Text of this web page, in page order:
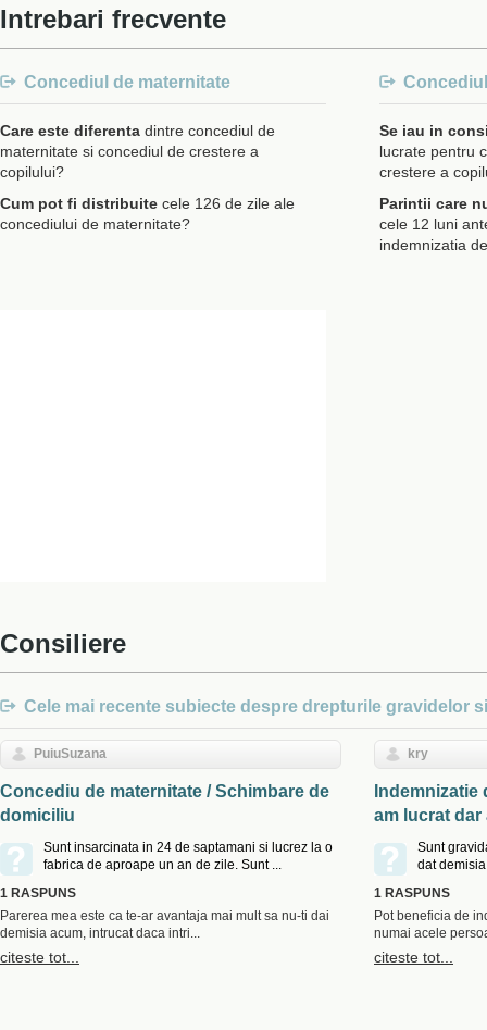
Intrebari frecvente
Concediul de maternitate
Care este diferenta dintre concediul de
maternitate si concediul de crestere a
copilului?
Cum pot fi distribuite cele 126 de zile ale
concediului de maternitate?
Se iau in
lucrate pentru
crestere a
Parintii care
cele 12 luni
indemnizatia
Consiliere
Cele mai recente subiecte despre drepturile gravidelor
PuiuSuzana
Concediu de maternitate / Schimbare de
domiciliu
Sunt insarcinata in 24 de saptamani si lucrez la o
fabrica de aproape un an de zile. Sunt ...
1 RASPUNS
Parerea mea este ca te-ar avantaja mai mult sa nu-ti dai
demisia acum, intrucat daca intri...
citeste tot...
kry
am lucrat dar
Sunt
dat
1 RASPUNS
Pot beneficia de
numai acele
citeste tot...